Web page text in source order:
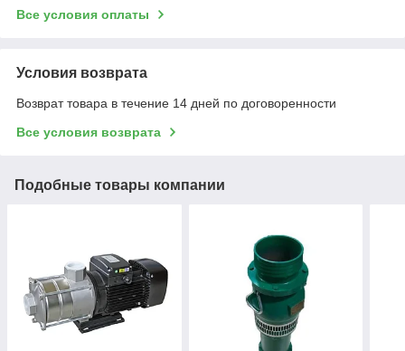
Все условия оплаты
Условия возврата
Возврат товара в течение 14 дней по договоренности
Все условия возврата
Подобные товары компании